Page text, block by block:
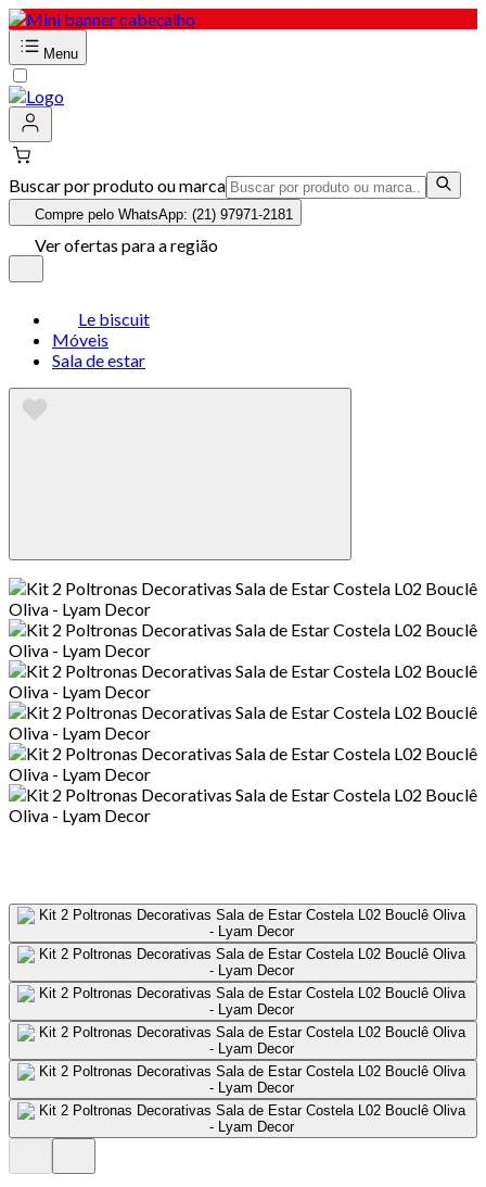
Menu
Buscar por produto ou marca
Compre pelo WhatsApp: (21) 97971-2181
Ver ofertas para a região
Le biscuit
Móveis
Sala de estar